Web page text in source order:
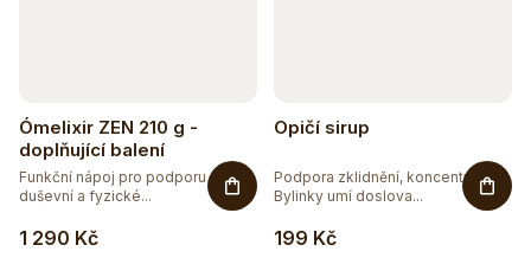
Ómelixir ZEN 210 g -
doplňující balení
1 290 Kč
Funkční nápoj pro podporu
duševní a fyzické...
Opičí sirup
199 Kč
Podpora zklidnění, koncentrace.
Bylinky umí doslova...